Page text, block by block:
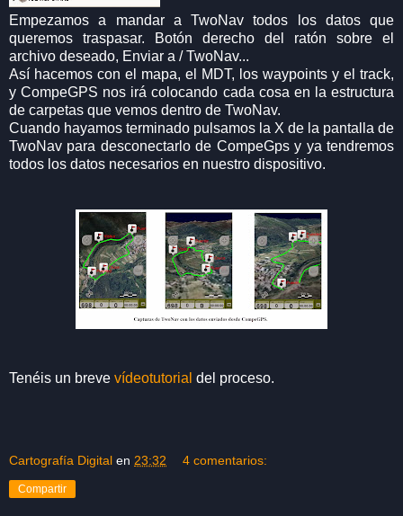
Empezamos a mandar a TwoNav todos los datos que
queremos traspasar. Botón derecho del ratón sobre el
archivo deseado, Enviar a / TwoNav...
Así hacemos con el mapa, el MDT, los waypoints y el track,
y CompeGPS nos irá colocando cada cosa en la estructura
de carpetas que vemos dentro de TwoNav.
Cuando hayamos terminado pulsamos la X de la pantalla de
TwoNav para desconectarlo de CompeGps y ya tendremos
todos los datos necesarios en nuestro dispositivo.
Tenéis un breve vídeotutorial del proceso.
Cartografía Digital en 23:32 4 comentarios:
Compartir